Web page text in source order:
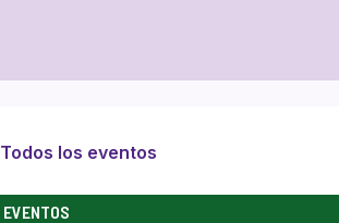
Todos los eventos
EVENTOS